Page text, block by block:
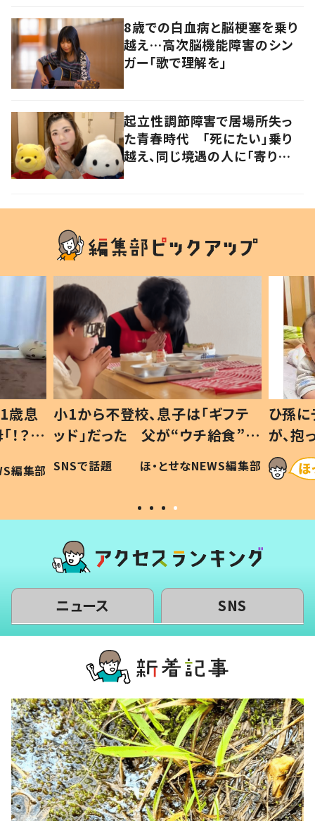
8歳での白血病と脳梗塞を乗り
越え…高次脳機能障害のシン
ガー「歌で理解を」
起立性調節障害で居場所失っ
た青春時代 「死にたい」乗り
越え、同じ境遇の人に「寄り添
歳息
？」
編集部
小1から不登校、息子は「ギフテ
ッド」だった 父が“ウチ給食”を
作り続ける理由とは #令和の親
#令和の子
SNSで話題 ほ・とせなNEWS編集部
ひ孫
が、
「涙が
い」
ニュース SNS